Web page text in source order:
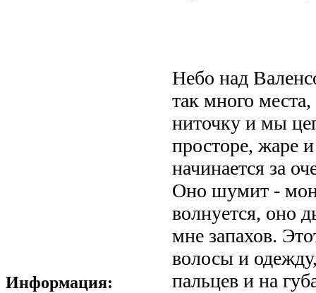
Информация:
Небо над
так много
ниточку и мы
просторе, жаре
начинается за
Оно шумит -
волнуется, оно
мне запахов.
волосы и
пальцев и на